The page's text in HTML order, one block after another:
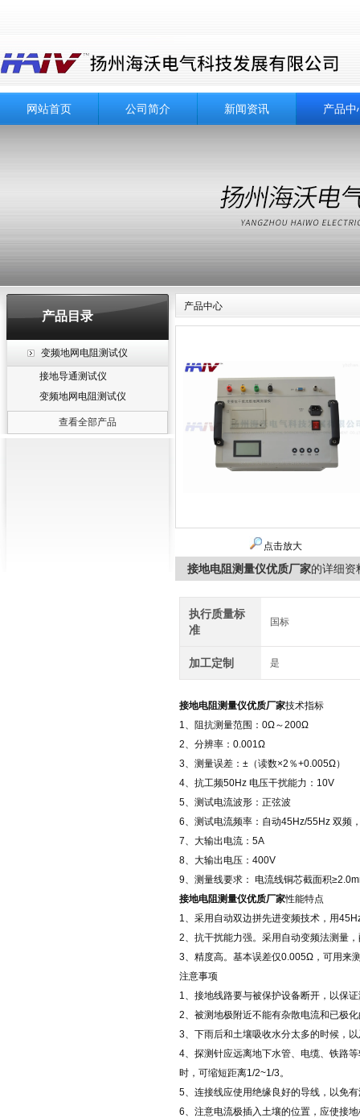
网站首页 公司简介 新闻资讯 产品中
产品目录
变频地网电阻测试仪
接地导通测试仪
变频地网电阻测试仪
查看全部产品
产品中心
点击放大
接地电阻测量仪优质厂家的详细资
执行质量标
准
国标
加工定制 是
接地电阻测量仪优质厂家技术指标
1、阻抗测量范围：0Ω～200Ω
2、分辨率：0.001Ω
3、测量误差：±（读数×2％+0.005Ω）
4、抗工频50Hz 电压干扰能力：10V
5、测试电流波形：正弦波
6、测试电流频率：自动45Hz/55Hz 双频
7、大输出电流：5A
8、大输出电压：400V
9、测量线要求： 电流线铜芯截面积
接地电阻测量仪优质厂家性能特点
1、采用自动双边拼先进变频技术，用
2、抗干扰能力强。采用自动变频法测量
3、精度高。基本误差仅0.005Ω，可用来
注意事项
1、接地线路要与被保护设备断开，以保
2、被测地极附近不能有杂散电流和已极
3、下雨后和土壤吸收水分太多的时候，
4、探测针应远离地下水管、电缆、铁路
时，可缩短距离1/2~1/3。
5、连接线应使用绝缘良好的导线，以免
6、注意电流极插入土壤的位置，应使接